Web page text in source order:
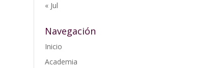
« Jul
Navegación
Inicio
Academia